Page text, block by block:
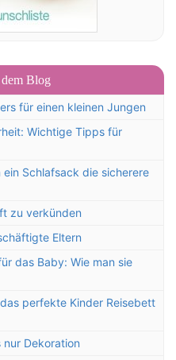
Blog
für einen kleinen Jungen
Wichtige Tipps für
Schlafsack die sicherere
zu verkünden
Eltern
das Baby: Wie man sie
perfekte Kinder Reisebett
nur Dekoration